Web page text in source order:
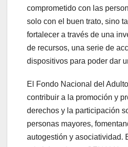
comprometido con las
solo con el buen trato, sino
fortalecer a través de una
de recursos, una serie de
dispositivos para poder dar
El Fondo Nacional del
contribuir a la promoción y
derechos y la participación
personas mayores,
autogestión y asociatividad.